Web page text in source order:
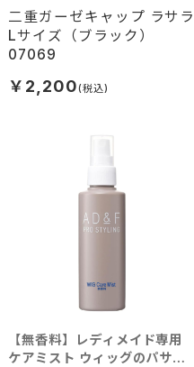
二重ガーゼキャップ ラサラ
Lサイズ（ブラック）
07069
￥2,200
【無香料】レディメイド専用
ケアミスト ウィッグのパサツ